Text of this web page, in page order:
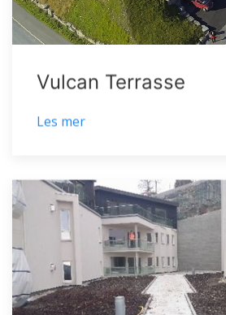
Vulcan Terrasse
Les mer